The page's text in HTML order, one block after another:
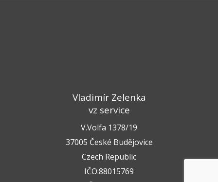
Vladimír Zelenka
vz service
V.Volfa 1378/19
37005 České Budějovice
Czech Republic
IČO:88015769